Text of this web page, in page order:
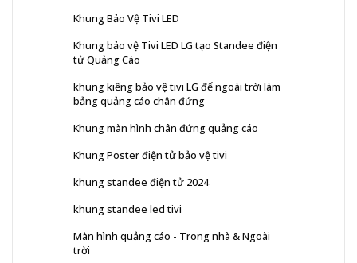
Khung Bảo Vệ Tivi LED
Khung bảo vệ Tivi LED LG tạo Standee điện
tử Quảng Cáo
khung kiếng bảo vệ tivi LG để ngoài trời làm
bảng quảng cáo chân đứng
Khung màn hình chân đứng quảng cáo
Khung Poster điện tử bảo vệ tivi
khung standee điện tử 2024
khung standee led tivi
Màn hình quảng cáo - Trong nhà & Ngoài
trời